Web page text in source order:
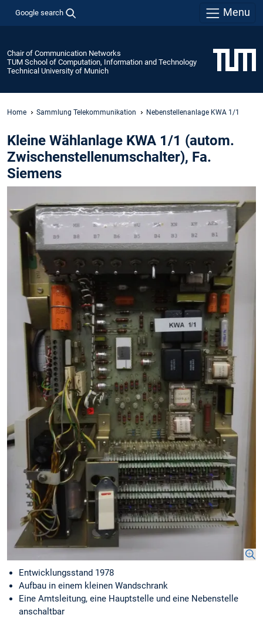
Google search Menu
Chair of Communication Networks
TUM School of Computation, Information and Technology
Technical University of Munich
Home Sammlung Telekommunikation Nebenstellenanlage KWA 1/1
Kleine Wählanlage KWA 1/1 (autom.
Zwischenstellenumschalter), Fa.
Siemens
Entwicklungsstand 1978
Aufbau in einem kleinen Wandschrank
Eine Amtsleitung, eine Hauptstelle und eine Nebenstelle
anschaltbar